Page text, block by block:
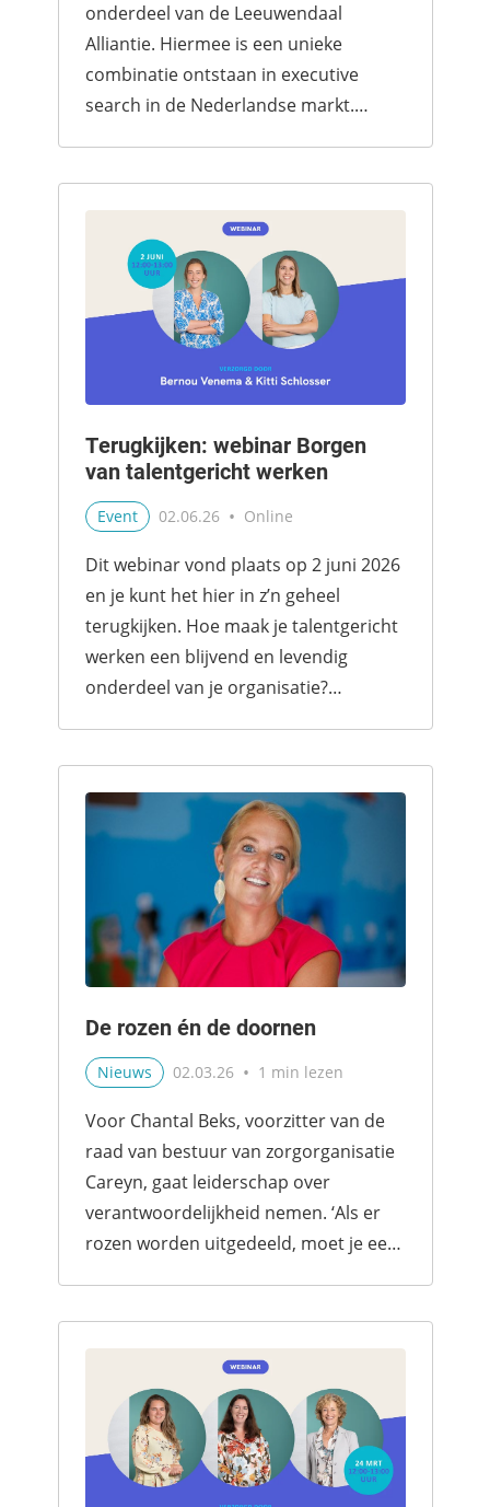
onderdeel van de Leeuwendaal
Alliantie. Hiermee is een unieke
combinatie ontstaan in executive
search in de Nederlandse markt.
Terugkijken: webinar Borgen
van talentgericht werken
Event 02.06.26 • Online
Dit webinar vond plaats op 2 juni 2026
en je kunt het hier in z’n geheel
terugkijken. Hoe maak je talentgericht
werken een blijvend en levendig
onderdeel van je organisatie?
De rozen én de doornen
Nieuws 02.03.26 • 1 min lezen
Voor Chantal Beks, voorzitter van de
raad van bestuur van zorgorganisatie
Careyn, gaat leiderschap over
verantwoordelijkheid nemen. ‘Als er
rozen worden uitgedeeld, moet je een